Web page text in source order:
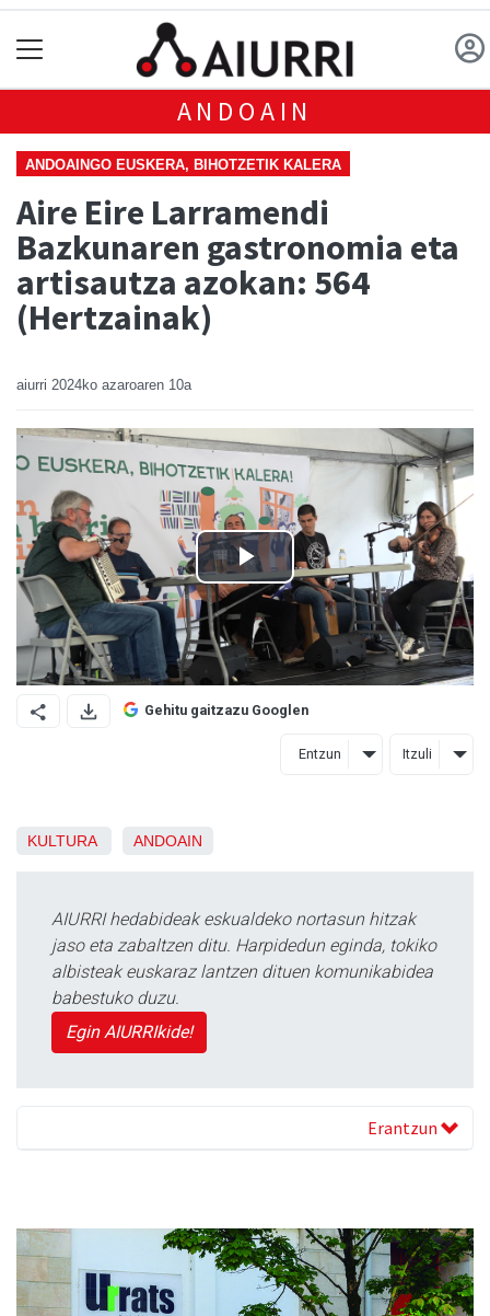
ANDOAIN
ANDOAINGO EUSKERA, BIHOTZETIK KALERA
Aire Eire Larramendi
Bazkunaren gastronomia eta
artisautza azokan: 564
(Hertzainak)
aiurri 2024ko azaroaren 10a
Gehitu gaitzazu Googlen
Entzun Itzuli
KULTURA ANDOAIN
AIURRI hedabideak eskualdeko nortasun hitzak
jaso eta zabaltzen ditu. Harpidedun eginda, tokiko
albisteak euskaraz lantzen dituen komunikabidea
babestuko duzu.
Egin AIURRIkide!
Erantzun